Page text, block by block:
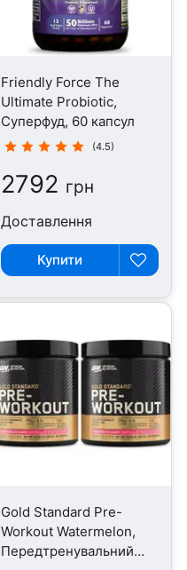
Friendly Force The
Ultimate Probiotic,
Суперфуд, 60 капсул
(4.5)
2792 грн
Доставлення
Купити
Gold Standard Pre-
Workout Watermelon,
Передтренувальний